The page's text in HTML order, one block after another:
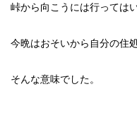
峠から向こうには行っては
今晩はおそいから自分の住
そんな意味でした。